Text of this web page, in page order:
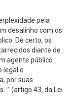
pela
desalinho com os
De certo, os
diante de
agente público
legal e
por suas
(artigo 43, da Lei